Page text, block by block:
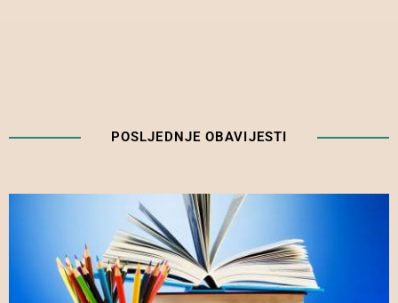
POSLJEDNJE OBAVIJESTI